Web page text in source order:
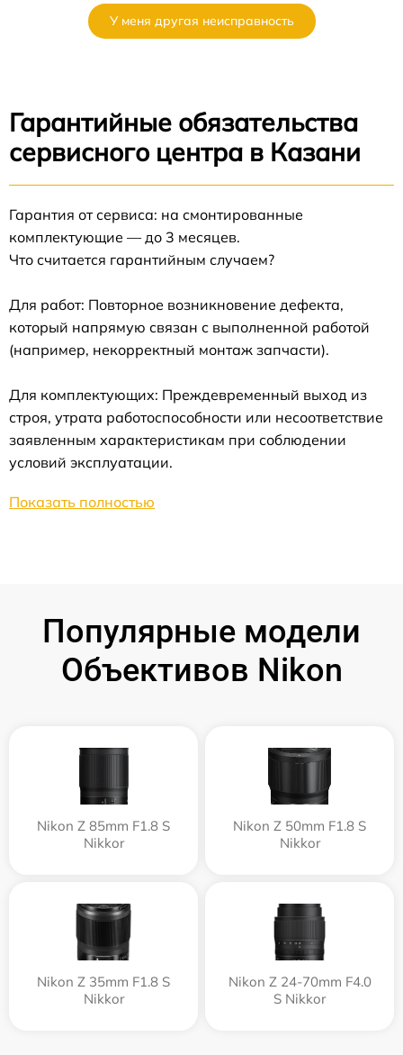
У меня другая неисправность
Гарантийные обязательства
сервисного центра в Казани
Гарантия от сервиса: на смонтированные
комплектующие — до 3 месяцев.
Что считается гарантийным случаем?
Для работ: Повторное возникновение дефекта,
который напрямую связан с выполненной работой
(например, некорректный монтаж запчасти).
Для комплектующих: Преждевременный выход из
строя, утрата работоспособности или несоответствие
заявленным характеристикам при соблюдении
условий эксплуатации.
Показать полностью
Популярные модели
Объективов Nikon
Nikon Z 85mm F1.8 S
Nikkor
Nikon Z 50mm F1.8 S
Nikkor
Nikon Z 35mm F1.8 S
Nikkor
Nikon Z 24-70mm F4.0
S Nikkor